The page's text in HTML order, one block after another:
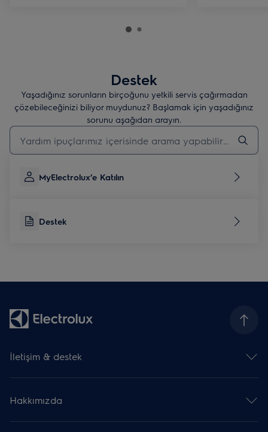
Destek
Yaşadığınız sorunların birçoğunu yetkili servis çağırmadan
çözebileceğinizi biliyor muydunuz? Başlamak için yaşadığınız
sorunu aşağıdan arayın.
Destek makalelerini aramak için yazın
MyElectrolux’e Katılın
Destek
İletişim & destek
Kullanma kılavuzu indir
Destek
Yetkili Servis Merkezleri
Hakkımızda